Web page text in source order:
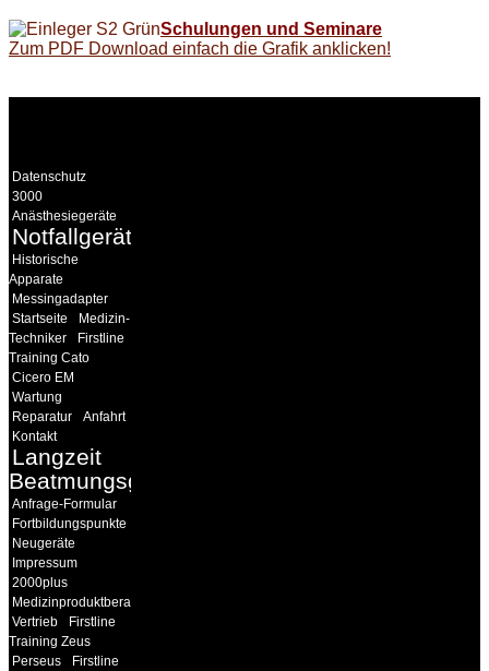
Schulungen und Seminare
Zum PDF Download einfach die Grafik anklicken!
Datenschutz
3000
Anästhesiegeräte
Notfallgeräte
Historische
Apparate
Messingadapter
Startseite
Medizin-
Techniker
Firstline
Training Cato
Cicero EM
Wartung
Reparatur
Anfahrt
Kontakt
Langzeit
Beatmungsgeräte
Anfrage-Formular
Fortbildungspunkte
Neugeräte
Impressum
2000plus
Medizinproduktberater
Vertrieb
Firstline
Training Zeus
Perseus
Firstline